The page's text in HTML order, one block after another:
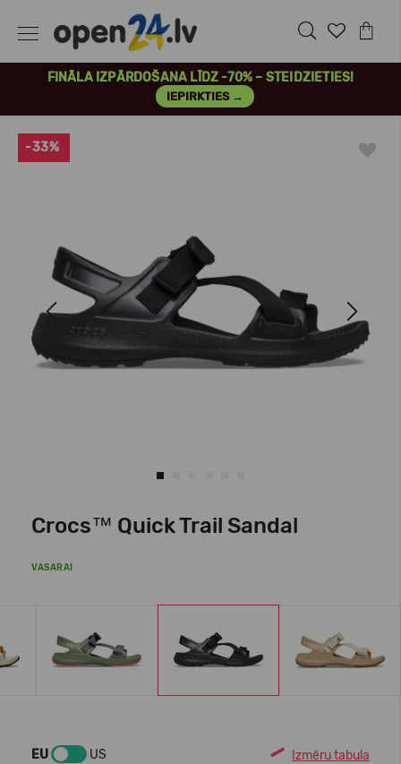
FINĀLA IZPĀRDOŠANA LĪDZ -70% – STEIDZIETIES!
IEPIRKTIES →
Previous Next
-33%
Crocs™ Quick Trail Sandal
VASARAI
EU US Izmēru tabula